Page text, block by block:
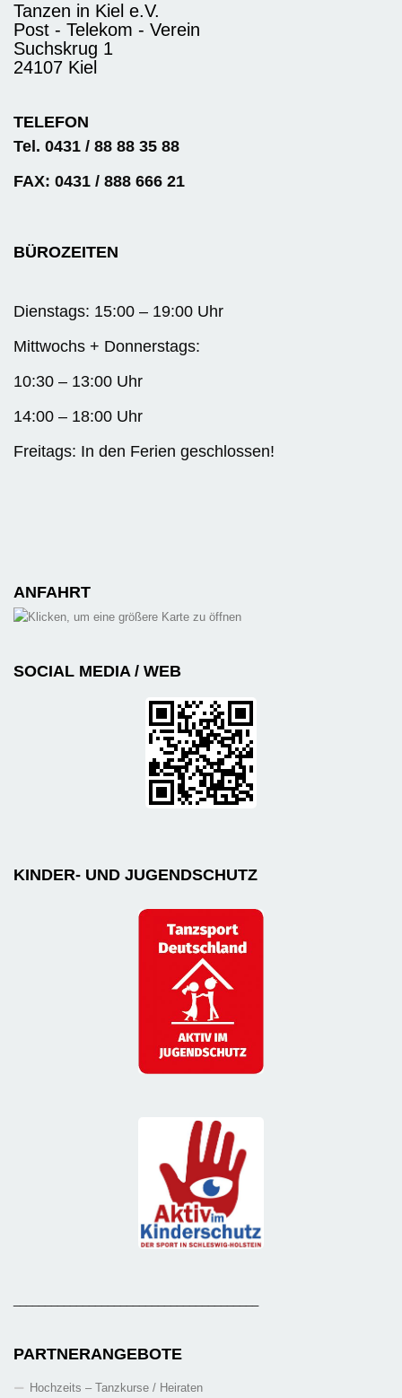
Tanzen in Kiel e.V.
Post - Telekom - Verein
Suchskrug 1
24107 Kiel
TELEFON
Tel. 0431 / 88 88 35 88
FAX: 0431 / 888 666 21
BÜROZEITEN
Dienstags: 15:00 – 19:00 Uhr
Mittwochs + Donnerstags:
10:30 – 13:00 Uhr
14:00 – 18:00 Uhr
Freitags: In den Ferien geschlossen!
ANFAHRT
SOCIAL MEDIA / WEB
KINDER- UND JUGENDSCHUTZ
PARTNERANGEBOTE
Hochzeits – Tanzkurse / Heiraten